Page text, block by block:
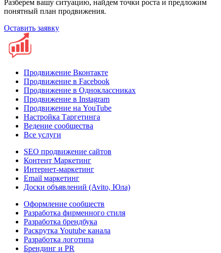
Разберем вашу ситуацию, найдем точки роста и предложим
понятный план продвижения.
Оставить заявку
Продвижение Вконтакте
Продвижение в Facebook
Продвижение в Одноклассниках
Продвижение в Instagram
Продвижение на YouTube
Настройка Таргетинга
Ведение сообщества
Все услуги
SEO продвижение сайтов
Контент Маркетинг
Интернет-маркетинг
Email маркетинг
Доски объявлений (Avito, Юла)
Оформление сообществ
Разработка фирменного стиля
Разработка брендбука
Раскрутка Youtube канала
Разработка логотипа
Брендинг и PR